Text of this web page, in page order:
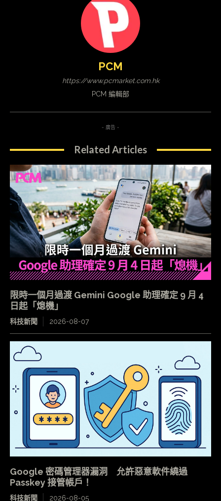
PCM
https://www.pcmarket.com.hk
PCM 編輯部
- 廣告 -
Related Articles
限時一個月過渡 Gemini Google 助理確定 9 月 4
日起「熄機」
科技新聞 2026-08-07
Google 密碼管理器漏洞 允許惡意軟件繞過
Passkey 接管帳戶！
科技新聞 2026-08-05